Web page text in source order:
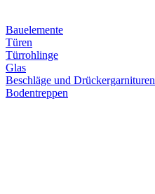
Bauelemente
Türen
Türrohlinge
Glas
Beschläge und Drückergarnituren
Bodentreppen